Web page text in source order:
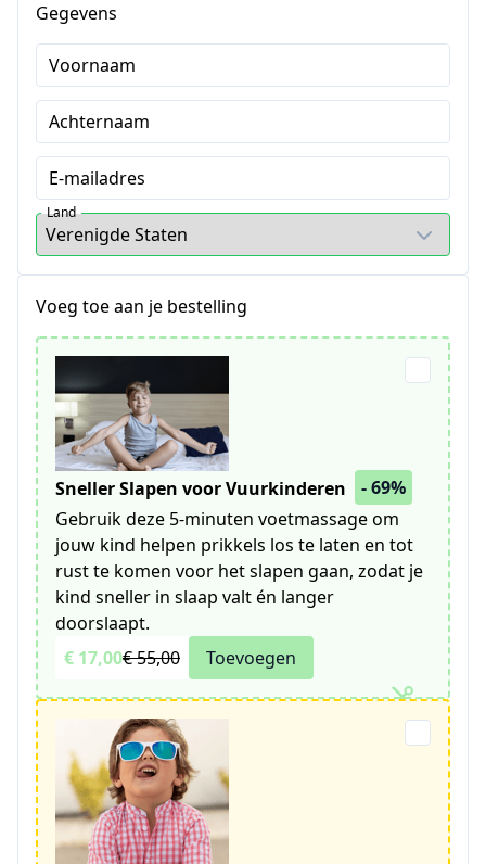
Gegevens
Voornaam
Achternaam
E-mailadres
Land
Voeg toe aan je bestelling
Sneller Slapen voor Vuurkinderen
- 69%
Gebruik deze 5-minuten voetmassage om
jouw kind helpen prikkels los te laten en tot
rust te komen voor het slapen gaan, zodat je
kind sneller in slaap valt én langer
doorslaapt.
€ 17,00€ 55,00 Toevoegen